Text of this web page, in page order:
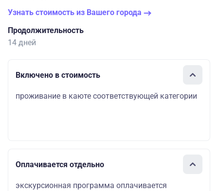
Узнать стоимость из Вашего города
Продолжительность
14 дней
Включено в стоимость
проживание в каюте соответствующей категории
Оплачивается отдельно
экскурсионная программа оплачивается